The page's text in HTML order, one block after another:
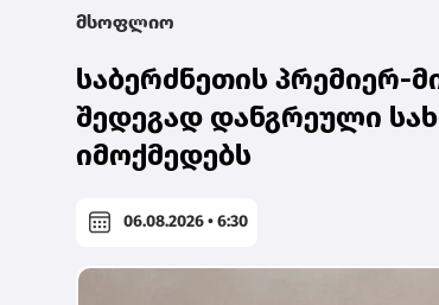
მსოფლიო
საბერძნეთის პრემიერ-
შედეგად დანგრეული
იმოქმედებს
06.08.2026 • 6:30